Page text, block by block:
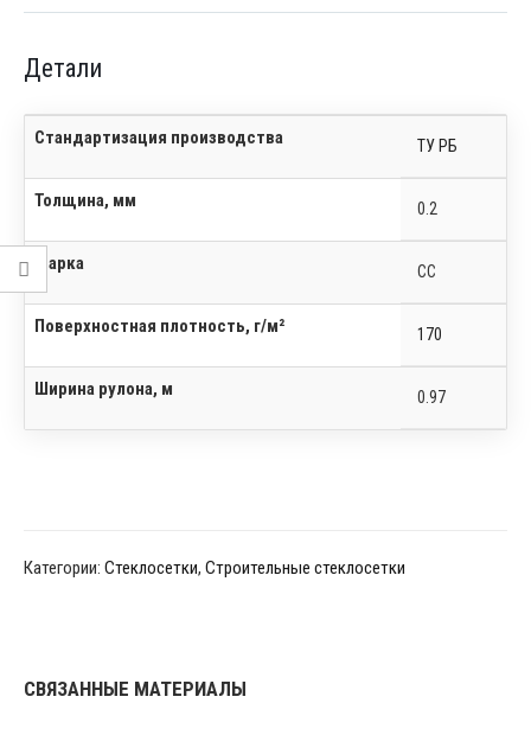
Детали
Стандартизация производства ТУ РБ
Толщина, мм 0.2
Марка СС
Поверхностная плотность, г/м² 170
Ширина рулона, м 0.97
Категории: Стеклосетки, Строительные стеклосетки
СВЯЗАННЫЕ МАТЕРИАЛЫ